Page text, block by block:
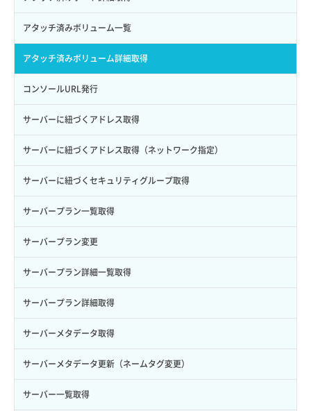
サブユーザー詳細取得
トークン発行
パーミッション一覧取得
ロールからパーミッションを紐づけ解除
ロールにパーミッションを紐づけ
ロール一覧取得
ロール作成
ロール削除
ロール更新
ロール詳細取得
バックアップ詳細取得
ボリュームイメージ保存
ボリュームタイプ一覧取得
ボリュームタイプ詳細取得
ボリューム一覧取得
ボリューム作成
ボリューム削除
ボリューム更新
ボリューム詳細一覧取得
ボリューム詳細取得
自動バックアップ有効化
自動バックアップ無効化
アタッチ済みボリューム一覧
アタッチ済みボリューム詳細取得
コンソールURL発行
サーバーに紐づくアドレス取得
サーバーに紐づくアドレス取得（ネットワーク指定）
サーバーに紐づくセキュリティグループ取得
サーバープラン一覧取得
サーバープラン変更
サーバープラン詳細一覧取得
サーバープラン詳細取得
サーバーメタデータ取得
サーバーメタデータ更新（ネームタグ変更）
サーバー一覧取得